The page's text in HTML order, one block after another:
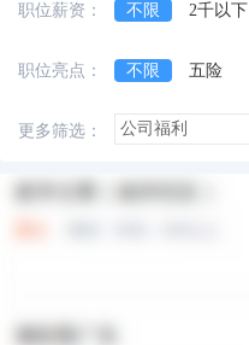
台湾省
香港
职位薪资： 不限 2千以下
职位亮点： 不限 五险
更多筛选：
本站职位 盟站职位